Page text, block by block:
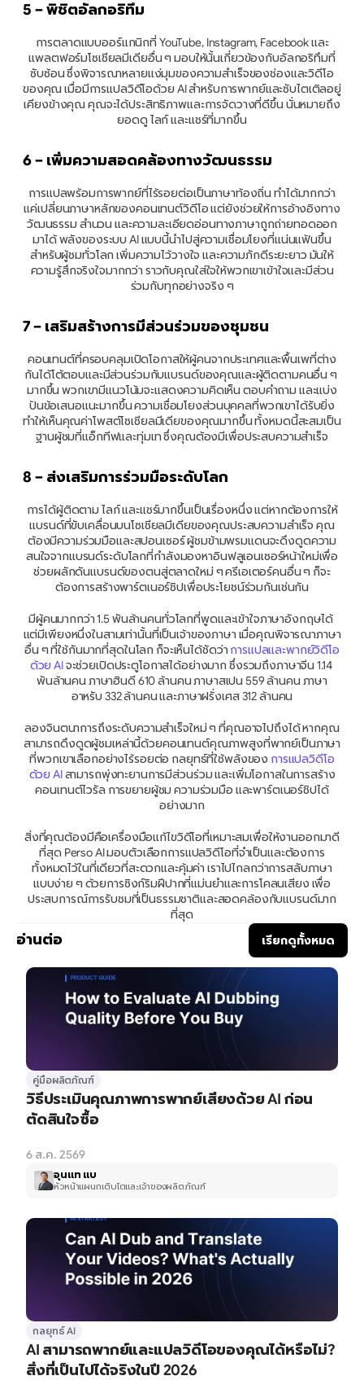
5 – พิชิตอัลกอริทึม
การตลาดแบบออร์แกนิกที่ YouTube, Instagram, Facebook และ
แพลตฟอร์มโซเชียลมีเดียอื่น ๆ มอบให้นั้นเกี่ยวข้องกับอัลกอริทึมที่
ซับซ้อน ซึ่งพิจารณาหลายแง่มุมของความสำเร็จของช่องและวิดีโอ
ของคุณ เมื่อมีการแปลวิดีโอด้วย AI สำหรับการพากย์และซับไตเติลอยู่
เคียงข้างคุณ คุณจะได้ประสิทธิภาพและการจัดวางที่ดีขึ้น นั่นหมายถึง
ยอดดู ไลก์ และแชร์ที่มากขึ้น
6 – เพิ่มความสอดคล้องทางวัฒนธรรม
การแปลพร้อมการพากย์ที่ไร้รอยต่อเป็นภาษาท้องถิ่น ทำได้มากกว่า
แค่เปลี่ยนภาษาหลักของคอนเทนต์วิดีโอ แต่ยังช่วยให้การอ้างอิงทาง
วัฒนธรรม สำนวน และความละเอียดอ่อนทางภาษาถูกถ่ายทอดออก
มาได้ พลังของระบบ AI แบบนี้นำไปสู่ความเชื่อมโยงที่แน่นแฟ้นขึ้น
สำหรับผู้ชมทั่วโลก เพิ่มความไว้วางใจ และความภักดีระยะยาว มันให้
ความรู้สึกจริงใจมากกว่า ราวกับคุณใส่ใจให้พวกเขาเข้าใจและมีส่วน
ร่วมกับทุกอย่างจริง ๆ
7 – เสริมสร้างการมีส่วนร่วมของชุมชน
คอนเทนต์ที่ครอบคลุมเปิดโอกาสให้ผู้คนจากประเทศและพื้นเพที่ต่าง
กันได้โต้ตอบและมีส่วนร่วมกับแบรนด์ของคุณและผู้ติดตามคนอื่น ๆ
มากขึ้น พวกเขามีแนวโน้มจะแสดงความคิดเห็น ตอบคำถาม และแบ่ง
ปันข้อเสนอแนะมากขึ้น ความเชื่อมโยงส่วนบุคคลที่พวกเขาได้รับยิ่ง
ทำให้เห็นคุณค่าโพสต์โซเชียลมีเดียของคุณมากขึ้น ทั้งหมดนี้สะสมเป็น
ฐานผู้ชมที่แอ็กทีฟและทุ่มเท ซึ่งคุณต้องมีเพื่อประสบความสำเร็จ
8 – ส่งเสริมการร่วมมือระดับโลก
การได้ผู้ติดตาม ไลก์ และแชร์มากขึ้นเป็นเรื่องหนึ่ง แต่หากต้องการให้
แบรนด์ที่ขับเคลื่อนบนโซเชียลมีเดียของคุณประสบความสำเร็จ คุณ
ต้องมีความร่วมมือและสปอนเซอร์ ผู้ชมข้ามพรมแดนจะดึงดูดความ
สนใจจากแบรนด์ระดับโลกที่กำลังมองหาอินฟลูเอนเซอร์หน้าใหม่เพื่อ
ช่วยผลักดันแบรนด์ของตนสู่ตลาดใหม่ ๆ ครีเอเตอร์คนอื่น ๆ ก็จะ
ต้องการสร้างพาร์ตเนอร์ชิปเพื่อประโยชน์ร่วมกันเช่นกัน
มีผู้คนมากกว่า 1.5 พันล้านคนทั่วโลกที่พูดและเข้าใจภาษาอังกฤษได้
แต่มีเพียงหนึ่งในสามเท่านั้นที่เป็นเจ้าของภาษา เมื่อคุณพิจารณาภาษา
อื่น ๆ ที่ใช้กันมากที่สุดในโลก ก็จะเห็นได้ชัดว่า การแปลและพากย์วิดีโอ
ด้วย AI จะช่วยเปิดประตูโอกาสได้อย่างมาก ซึ่งรวมถึงภาษาจีน 1.14
พันล้านคน ภาษาฮินดี 610 ล้านคน ภาษาสเปน 559 ล้านคน ภาษา
อาหรับ 332 ล้านคน และภาษาฝรั่งเศส 312 ล้านคน
ลองจินตนาการถึงระดับความสำเร็จใหม่ ๆ ที่คุณอาจไปถึงได้ หากคุณ
สามารถดึงดูดผู้ชมเหล่านี้ด้วยคอนเทนต์คุณภาพสูงที่พากย์เป็นภาษา
ที่พวกเขาเลือกอย่างไร้รอยต่อ กลยุทธ์ที่ใช้พลังของ การแปลวิดีโอ
ด้วย AI สามารถพุ่งทะยานการมีส่วนร่วม และเพิ่มโอกาสในการสร้าง
คอนเทนต์ไวรัล การขยายผู้ชม ความร่วมมือ และพาร์ตเนอร์ชิปได้
อย่างมาก
สิ่งที่คุณต้องมีคือเครื่องมือแก้ไขวิดีโอที่เหมาะสมเพื่อให้งานออกมาดี
ที่สุด Perso AI มอบตัวเลือกการแปลวิดีโอที่จำเป็นและต้องการ
ทั้งหมดไว้ในที่เดียวที่สะดวกและคุ้มค่า เราไปไกลกว่าการสลับภาษา
แบบง่าย ๆ ด้วยการซิงก์ริมฝีปากที่แม่นยำและการโคลนเสียง เพื่อ
ประสบการณ์การรับชมที่เป็นธรรมชาติและสอดคล้องกับแบรนด์มาก
ที่สุด
อ่านต่อ เรียกดูทั้งหมด
คู่มือผลิตภัณฑ์
วิธีประเมินคุณภาพการพากย์เสียงด้วย AI ก่อน
ตัดสินใจซื้อ
6 ส.ค. 2569
อุนแท แบ
หัวหน้าแผนกเติบโตและเจ้าของผลิตภัณฑ์
กลยุทธ์ AI
AI สามารถพากย์และแปลวิดีโอของคุณได้หรือไม่?
สิ่งที่เป็นไปได้จริงในปี 2026